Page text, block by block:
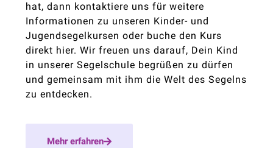
hat, dann kontaktiere uns für weitere
Informationen zu unseren Kinder- und
Jugendsegelkursen oder buche den Kurs
direkt hier. Wir freuen uns darauf, Dein Kind
in unserer Segelschule begrüßen zu dürfen
und gemeinsam mit ihm die Welt des Segelns
zu entdecken.
Mehr erfahren